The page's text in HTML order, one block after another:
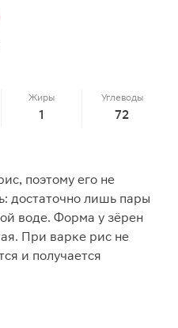
Жиры
1
Углеводы
72
поэтому его не
достаточно лишь пары
воде. Форма у зёрен
При варке рис не
и получается